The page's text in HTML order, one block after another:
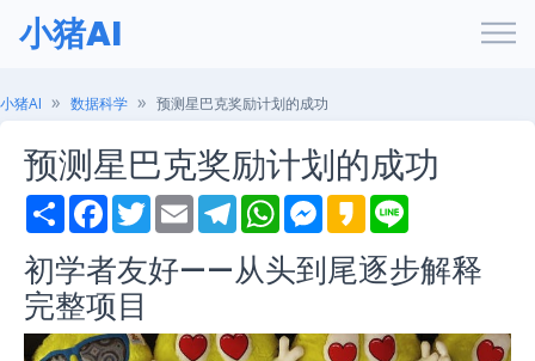
小猪AI
小猪AI 数据科学 预测星巴克奖励计划的成功
预测星巴克奖励计划的成功
S
h
r
e
F
a
e
b
o
o
k
T
w
t
t
E
m
i
T
e
e
g
m
W
h
t
s
p
M
e
s
e
e
K
a
a
o
e
初学者友好——从头到尾逐步解释
完整项目